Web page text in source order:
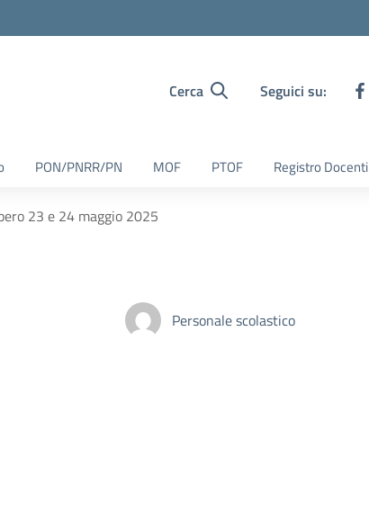
Cerca Seguici su:
PON/PNRR/PN MOF PTOF Registro Docenti
23 e 24 maggio 2025
Personale scolastico